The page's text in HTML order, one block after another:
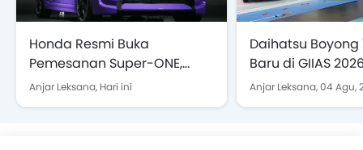
Honda Resmi Buka
Pemesanan Super-ONE,
Harga Rp438 Juta OTR
Anjar Leksana, Hari ini
Daihatsu Boyong
Baru di GIIAS
Terios Makin
Anjar Leksana,04 Agu,